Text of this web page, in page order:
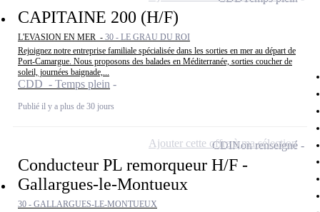
CAPITAINE 200 (H/F)
L'EVASION EN MER - 30 - LE GRAU DU ROI
Rejoignez notre entreprise familiale spécialisée dans les sorties en mer au départ de
Port-Camargue. Nous proposons des balades en Méditerranée, sorties coucher de
soleil, journées baignade,...
CDD - Temps plein
Publié il y a plus de 30 jours
Conducteur PL remorqueur H/F -
Gallargues-le-Montueux
30 - GALLARGUES-LE-MONTUEUX
CDINon renseigné
Ajouter cette offre à ma sélection